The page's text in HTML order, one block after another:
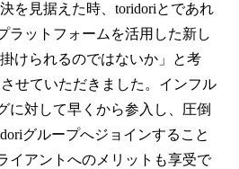
を見据えた時、toridoriとであれ
ラットフォームを活用した新し
けられるのではないか」と考
せていただきました。インフル
に対して早くから参入し、圧倒
グループへジョインすること
イアントへのメリットも享受で